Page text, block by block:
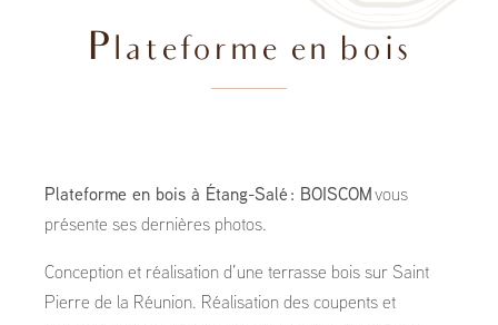
Plateforme en bois
Plateforme en bois à Étang-Salé : BOISCOM vous
présente ses dernières photos.
Conception et réalisation d’une terrasse bois sur Saint
Pierre de la Réunion. Réalisation des coupents et